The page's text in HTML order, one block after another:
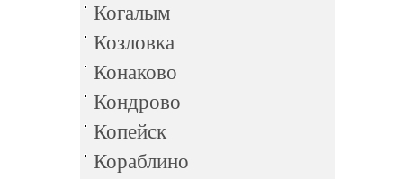
Когалым
Козловка
Конаково
Кондрово
Копейск
Кораблино